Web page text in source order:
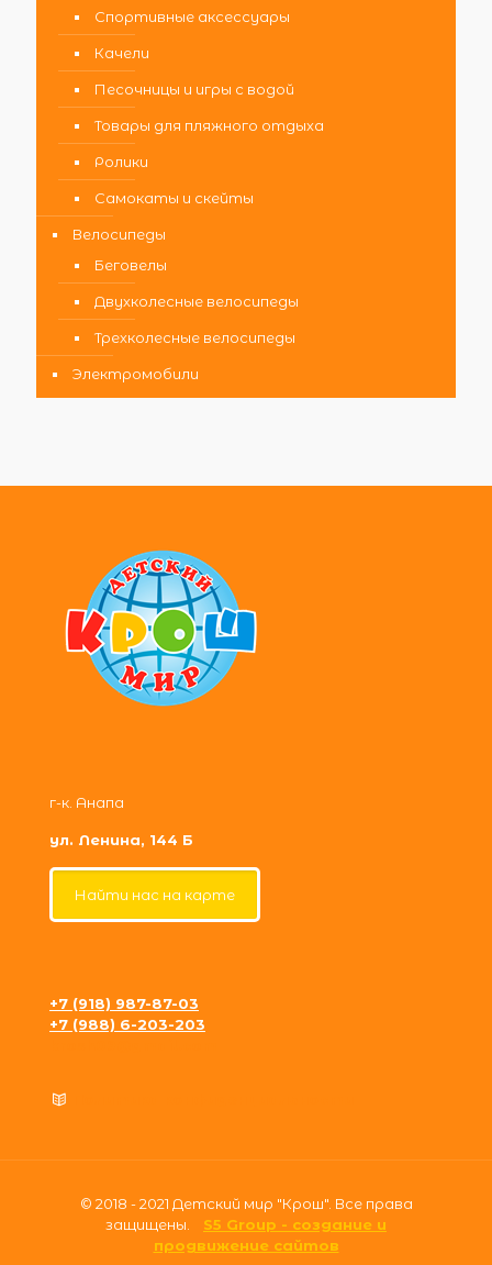
Спортивные аксессуары
Качели
Песочницы и игры с водой
Товары для пляжного отдыха
Ролики
Самокаты и скейты
Велосипеды
Беговелы
Двухколесные велосипеды
Трехколесные велосипеды
Электромобили
г-к. Анапа
ул. Ленина, 144 Б
Найти нас на карте
+7 (918) 987-87-03
+7 (988) 6-203-203
© 2018 - 2021 Детский мир "Крош". Все права
защищены. S5 Group - создание и
продвижение сайтов